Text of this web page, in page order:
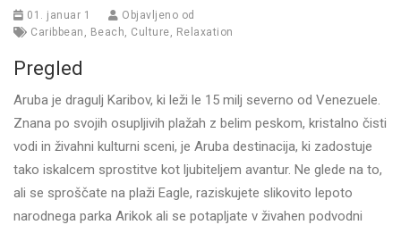
01. januar 1
Objavljeno od
Caribbean , Beach, Culture, Relaxation
Pregled
Aruba je dragulj Karibov, ki leži le 15 milj severno od Venezuele.
Znana po svojih osupljivih plažah z belim peskom, kristalno čisti
vodi in živahni kulturni sceni, je Aruba destinacija, ki zadostuje
tako iskalcem sprostitve kot ljubiteljem avantur. Ne glede na to,
ali se sproščate na plaži Eagle, raziskujete slikovito lepoto
narodnega parka Arikok ali se potapljate v živahen podvodni